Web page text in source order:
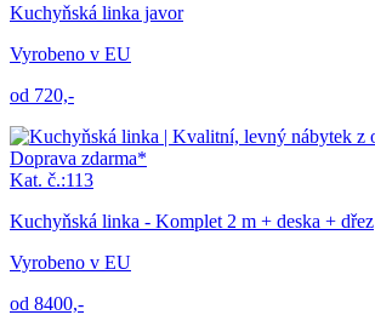
Kuchyňská linka javor
Vyrobeno v EU
od 720,-
Doprava zdarma*
Kat. č.:113
Kuchyňská linka - Komplet 2 m + deska + dřez
Vyrobeno v EU
od 8400,-